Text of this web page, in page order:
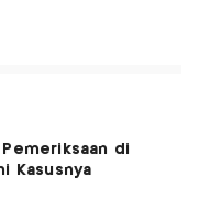
Pemeriksaan di
Kasusnya